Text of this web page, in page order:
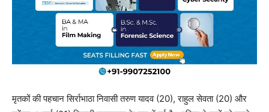
मृतकों की पहचान सिर्राभाठा निवासी तरुण यादव (20), राहुल सेवता (20) और